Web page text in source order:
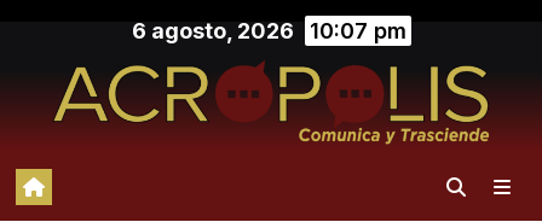
contenido
6 agosto, 2026 10:07 pm